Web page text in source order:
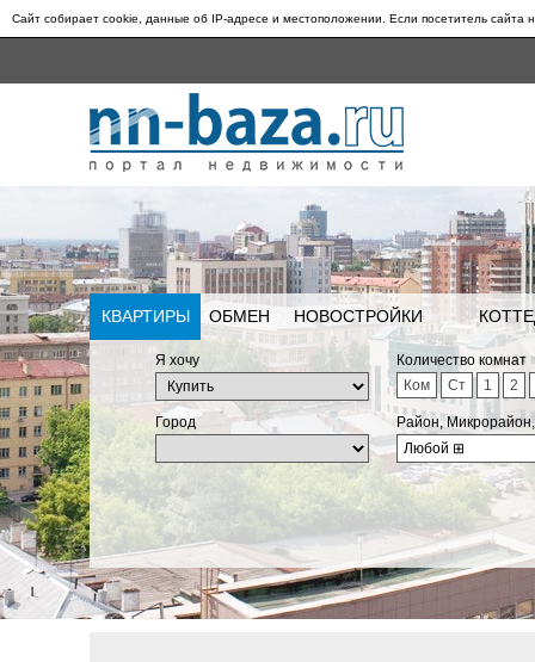
Сайт собирает cookie, данные об IP-адресе и местоположении. Если посетитель сайта
КВАРТИРЫ ОБМЕН НОВОСТРОЙКИ
Я хочу
Количество комнат
Ком
Ст 1 2
Город
Район,
Любой ⊞